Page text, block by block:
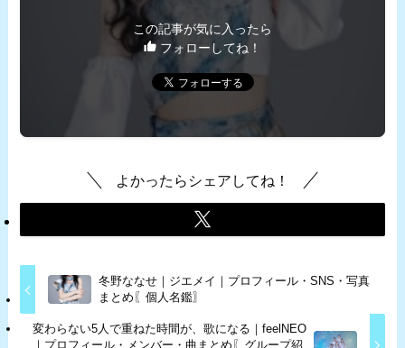
この記事が気に入ったら
フォローしてね！
よかったらシェアしてね！
冬野ななせ｜ジエメイ｜プロフィール・SNS・写真
まとめ〖個人名鑑〗
変わらない5人で重ねた時間が、歌になる｜feelNEO
｜プロフィール・メンバー・曲まとめ〖グループ紹